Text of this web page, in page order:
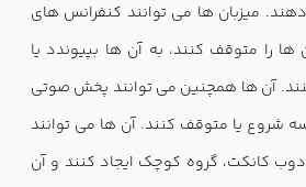
میزبان ها می توانند کنفرانس های
را متوقف کنند، به آن ها بپیوندد یا
آن ها همچنین می توانند پخش صوتی
شروع یا متوقف کنند. آن ها می توانند
کانکت، گروه کوچک ایجاد کنند و آن